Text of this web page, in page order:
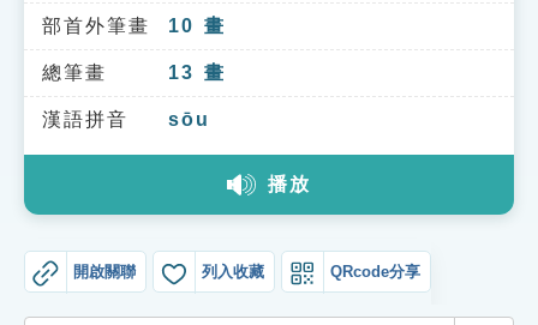
知識索引
單字索引
生命大百科索引
部首外筆畫 10 畫
總筆畫 13 畫
漢語拼音 sōu
播放
開啟關聯 列入收藏 QRcode分享